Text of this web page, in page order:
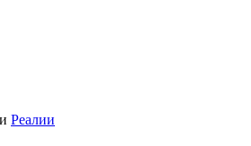
Реалии